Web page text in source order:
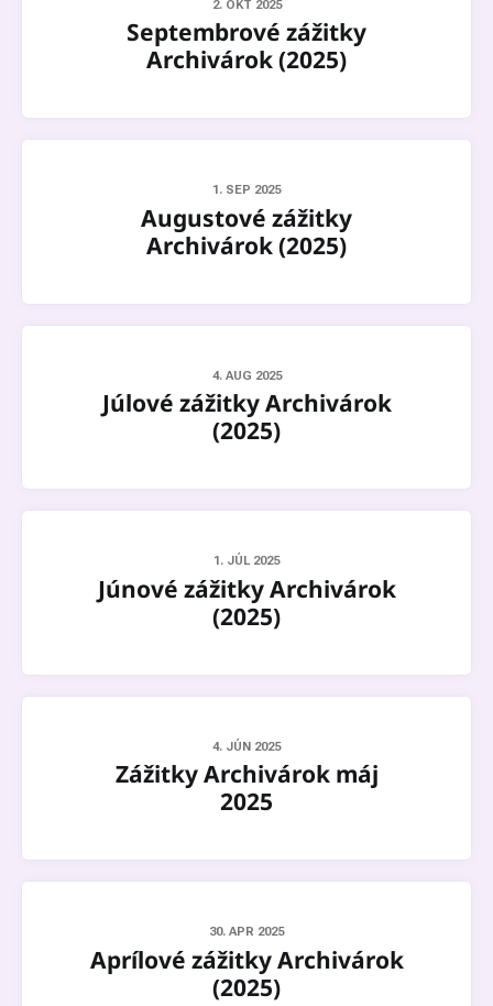
2. OKT 2025
Septembrové zážitky
Archivárok (2025)
1. SEP 2025
Augustové zážitky
Archivárok (2025)
4. AUG 2025
Júlové zážitky Archivárok
(2025)
1. JÚL 2025
Júnové zážitky Archivárok
(2025)
4. JÚN 2025
Zážitky Archivárok máj
2025
30. APR 2025
Aprílové zážitky Archivárok
(2025)